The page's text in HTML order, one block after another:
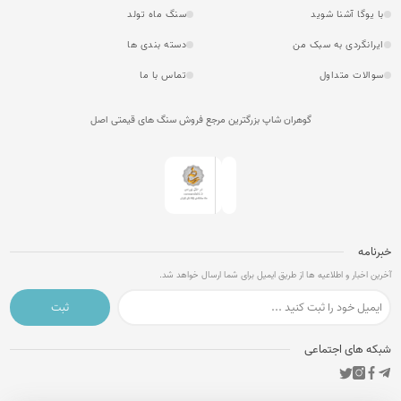
با یوگا آشنا شوید
سنگ ماه تولد
ایرانگردی به سبک من
دسته بندی ها
سوالات متداول
تماس با ما
گوهران شاپ بزرگترین مرجع فروش سنگ های قیمتی اصل
خبرنامه
آخرین اخبار و اطلاعیه ها از طریق ایمیل برای شما ارسال خواهد شد.
ثبت
شبکه های اجتماعی